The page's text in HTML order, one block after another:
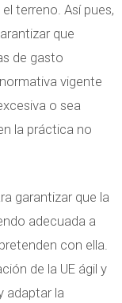
terreno. Así pues,
que
de gasto
vigente
o sea
la práctica no
garantizar que la
adecuada a
con ella.
de la UE ágil y
adaptar la